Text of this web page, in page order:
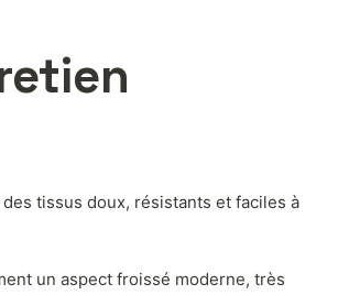
tissus doux, résistants et faciles à
un aspect froissé moderne, très